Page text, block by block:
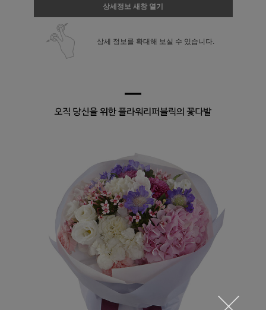
상세정보 새창 열기
상세 정보를 확대해 보실 수 있습니다.